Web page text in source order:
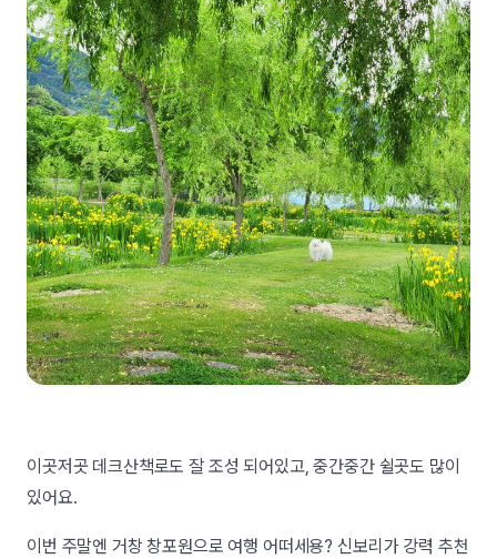
이곳저곳 데크산책로도 잘 조성 되어있고, 중간중간 쉴곳도 많이
있어요.
이번 주말엔 거창 창포원으로 여행 어떠세용? 신보리가 강력 추천